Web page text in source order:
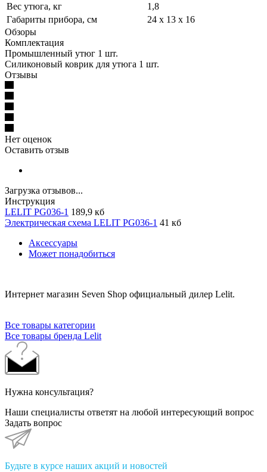
Вес утюга, кг
1,8
Габариты прибора, см
24 x 13 x 16
Обзоры
Комплектация
Промышленный утюг 1 шт.
Силиконовый коврик для утюга 1 шт.
Отзывы
Нет оценок
Оставить отзыв
Загрузка отзывов...
Инструкция
LELIT PG036-1 189,9 кб
Электрическая схема LELIT PG036-1 41 кб
Аксессуары
Может понадобиться
Интернет магазин Seven Shop официальный дилер Lelit.
Все товары категории
Все товары бренда Lelit
Нужна консультация?
Наши специалисты ответят на любой интересующий вопрос
Задать вопрос
Будьте в курсе наших акций и новостей